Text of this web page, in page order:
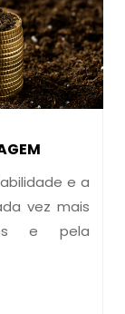
e a
vez mais
e pela